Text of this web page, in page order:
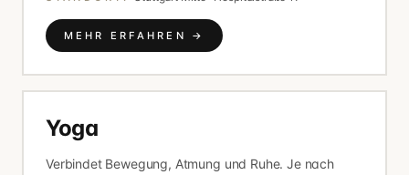
MEHR ERFAHREN →
Yoga
Verbindet Bewegung, Atmung und Ruhe. Je nach